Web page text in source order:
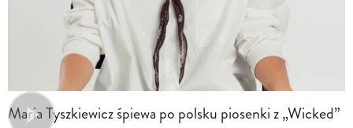
Maria Tyszkiewicz śpiewa po polsku piosenki z „Wicked”